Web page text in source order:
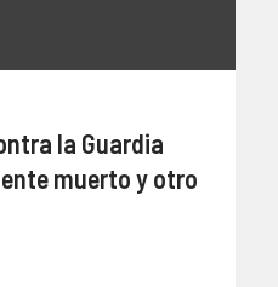
la Guardia
muerto y otro